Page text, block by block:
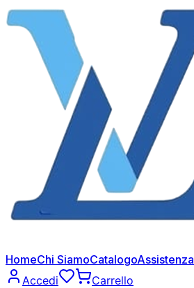
HomeChi SiamoCatalogoAssistenza
Accedi
Carrello